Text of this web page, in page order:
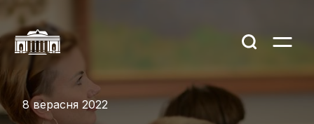
8 верасня 2022